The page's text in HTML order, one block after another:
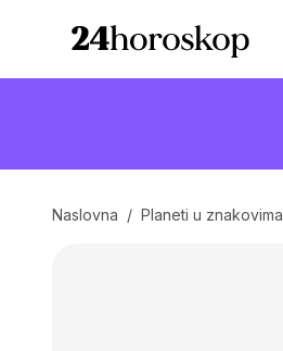
Naslovna / Planeti u znakovima